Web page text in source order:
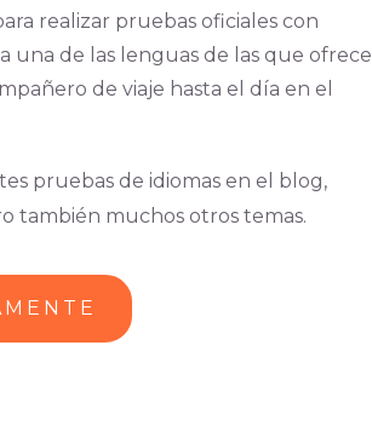
realizar pruebas oficiales con
una de las lenguas de las que ofrece
de viaje hasta el día en el
pruebas de idiomas en el blog,
también muchos otros temas.